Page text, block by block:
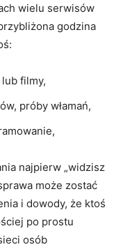
wielu serwisów
godzina
filmy,
próby włamań,
najpierw „widzisz
może zostać
i dowody, że ktoś
po prostu
osób